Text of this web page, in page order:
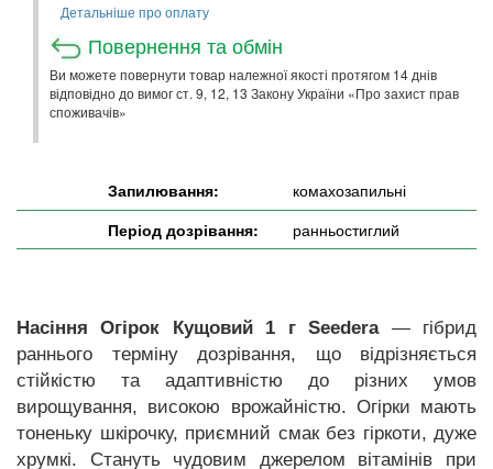
Детальніше про оплату
Повернення та обмін
Ви можете повернути товар належної якості протягом 14 днів
відповідно до вимог ст. 9, 12, 13 Закону України «Про захист прав
споживачів»
Запилювання:
комахозапильні
Період дозрівання:
ранньостиглий
Насіння Огірок Кущовий 1 г Seedera— гібрид
раннього терміну дозрівання, що відрізняється
стійкістю та адаптивністю до різних умов
вирощування, високою врожайністю. Огірки мають
тоненьку шкірочку, приємний смак без гіркоти, дуже
хрумкі. Стануть чудовим джерелом вітамінів при